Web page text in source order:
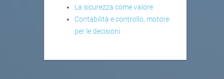
La sicurezza come valore
Contabilità e controllo, motore
per le decisioni